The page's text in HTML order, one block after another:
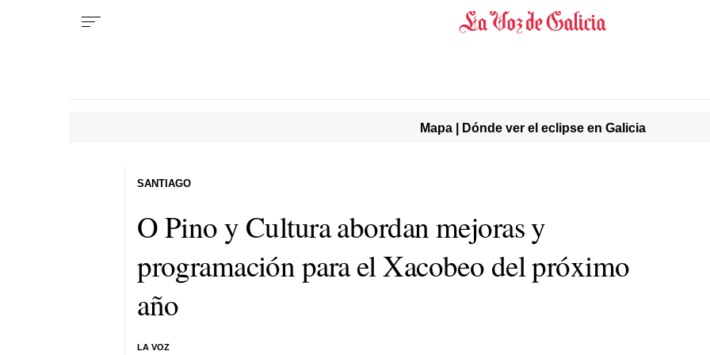
Mapa | Dónde ver el eclipse en Galicia
O Pino y Cultura abordan mejoras y
programación para el Xacobeo del próximo
año
LA VOZ
SANTIAGO